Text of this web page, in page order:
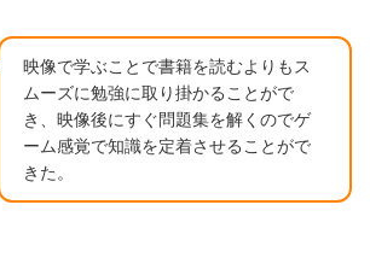
映像で学ぶことで書籍を読むよりもス
ムーズに勉強に取り掛かることがで
き、映像後にすぐ問題集を解くのでゲ
ーム感覚で知識を定着させることがで
きた。